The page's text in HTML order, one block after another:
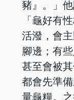
豬』。」
「龜好有
活潑，會
腳邊；有
甚至會被
都會先準
量龜糧。